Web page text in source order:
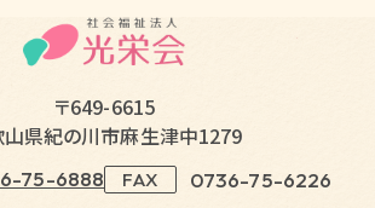
〒649-6615
県紀の川市麻生津中1279
75-6888 FAX 0736-75-6226